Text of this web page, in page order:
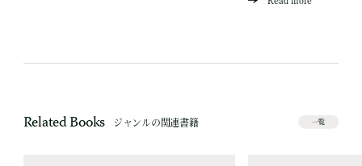
Related Books ジャンルの関連書籍 一覧